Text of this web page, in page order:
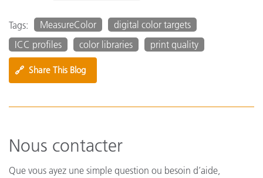
Tags: MeasureColor
digital color targets
ICC profiles
color libraries print quality
🔗 Share This Blog
Nous contacter
Que vous ayez une simple question ou besoin d’aide,